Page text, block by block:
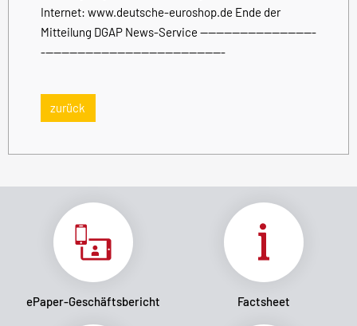
Internet: www.deutsche-euroshop.de Ende der
Mitteilung DGAP News-Service -----------------------------
----------------------------------------------
zurück
ePaper-Geschäftsbericht Factsheet